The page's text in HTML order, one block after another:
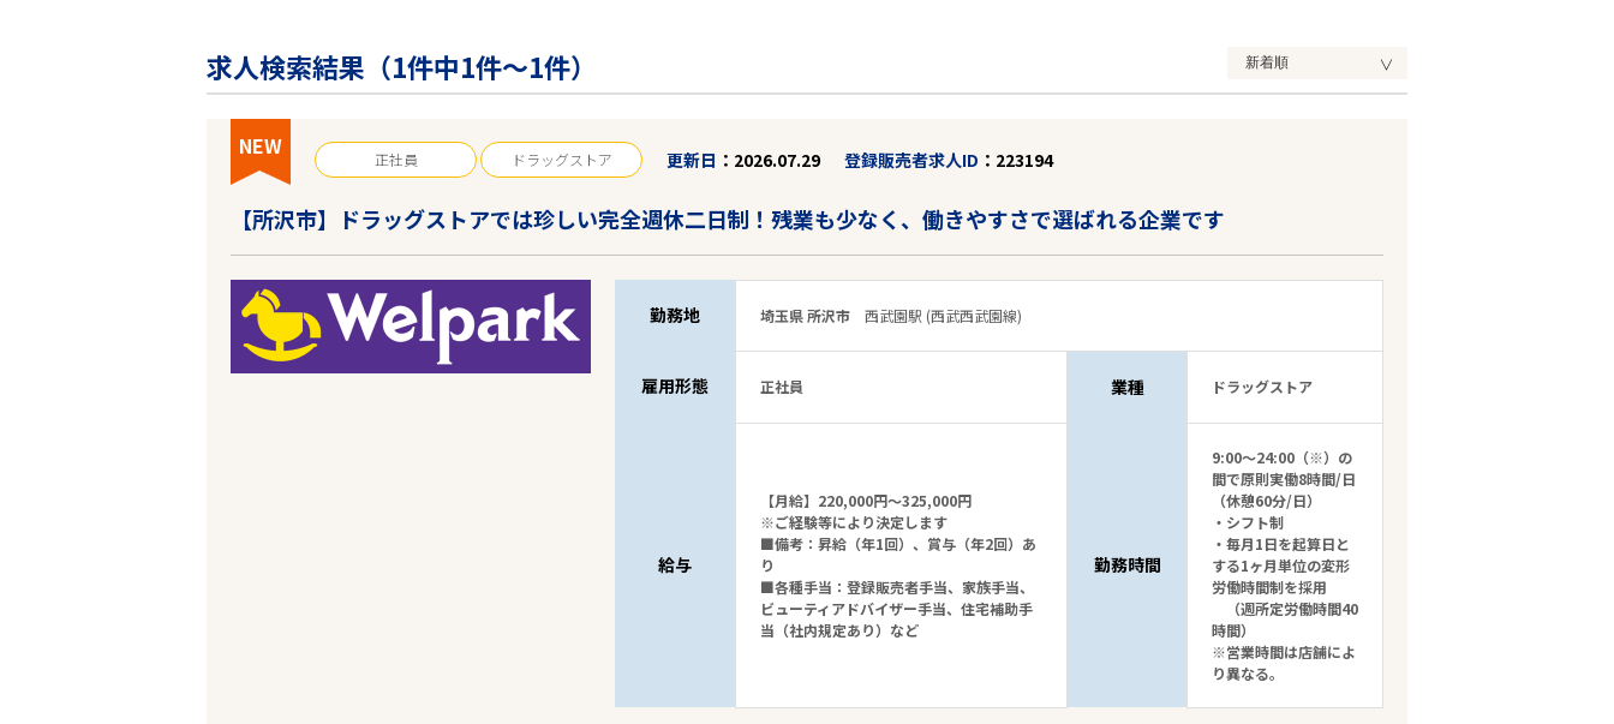
求人検索結果（1件中1件～1件）
NEW 正社員 ドラッグストア 更新日 2026.07.29 登録販売者求人ID 223194
【所沢市】ドラッグストアでは珍しい完全週休二日制！残業も少なく、働きやすさで選ばれる企業です
勤務地 埼玉県 所沢市 西武園駅 (西武西武園線)
雇用形態 正社員 業種 ドラッグストア
給与
【月給】220,000円～325,000円
※ご経験等により決定します
■備考：昇給（年1回）、賞与（年2回）あ
り
■各種手当：登録販売者手当、家族手当、
ビューティアドバイザー手当、住宅補助手
当（社内規定あり）など
勤務時間
9:00～24:00（※）の
間で原則実働8時間/日
（休憩60分/日）
・シフト制
・毎月1日を起算日と
する1ヶ月単位の変形
労働時間制を採用
（週所定労働時間40
時間）
※営業時間は店舗によ
り異なる。